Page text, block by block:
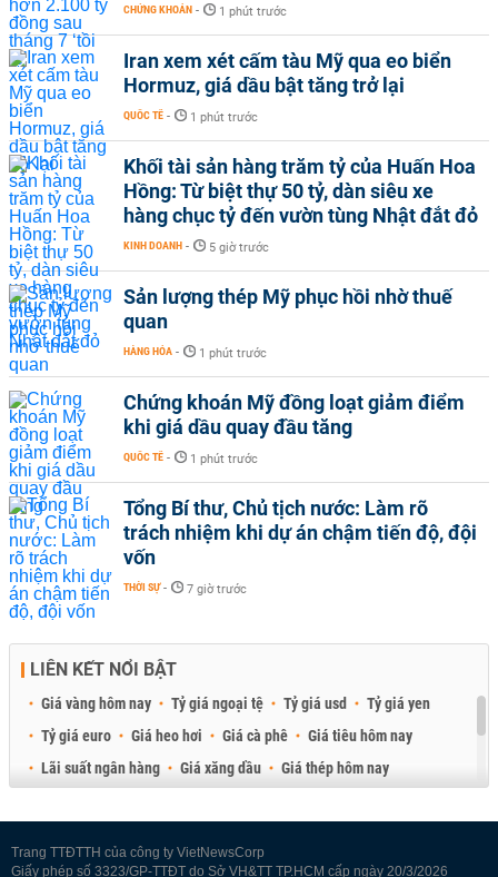
CHỨNG KHOÁN - 1 phút trước
Iran xem xét cấm tàu Mỹ qua eo biển
Hormuz, giá dầu bật tăng trở lại
QUỐC TẾ - 1 phút trước
Khối tài sản hàng trăm tỷ của Huấn Hoa
Hồng: Từ biệt thự 50 tỷ, dàn siêu xe
hàng chục tỷ đến vườn tùng Nhật đắt đỏ
KINH DOANH - 5 giờ trước
Sản lượng thép Mỹ phục hồi nhờ thuế
quan
HÀNG HÓA - 1 phút trước
Chứng khoán Mỹ đồng loạt giảm điểm
khi giá dầu quay đầu tăng
QUỐC TẾ - 1 phút trước
Tổng Bí thư, Chủ tịch nước: Làm rõ
trách nhiệm khi dự án chậm tiến độ, đội
vốn
THỜI SỰ - 7 giờ trước
LIÊN KẾT NỔI BẬT
Giá vàng hôm nay Tỷ giá ngoại tệ Tỷ giá usd
Tỷ giá yen
Tỷ giá euro
Giá heo hơi Giá cà phê
Giá tiêu hôm nay
Lãi suất ngân hàng
Giá xăng dầu
Giá thép hôm nay
Trang TTĐTTH của công ty VietNewsCorp
Giấy phép số 3323/GP-TTĐT do Sở VH&TT TP.HCM cấp ngày 20/3/2026